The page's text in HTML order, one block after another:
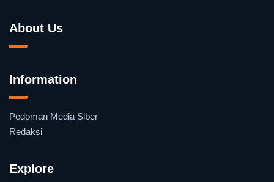
About Us
Information
Pedoman Media Siber
Redaksi
Explore